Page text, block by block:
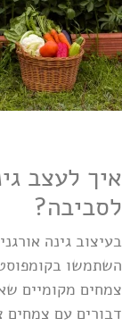
איך לעצב
לסביבה?
בעיצוב גינה
השתמשו בקומפוסט
צמחים מקומיים
דבורים עם צמחים